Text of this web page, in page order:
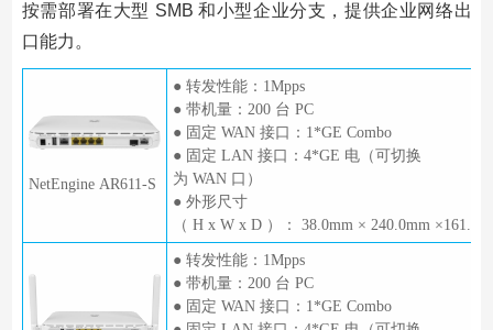
按需部署在大型 SMB 和小型企业分支，提供企业网络出
口能力。
NetEngine AR611-S
● 转发性能：1Mpps
● 带机量：200 台 PC
● 固定 WAN 接口：1*GE Combo
● 固定 LAN 接口：4*GE 电（可切换
为 WAN 口）
● 外形尺寸
（ H x W x D ）： 38.0mm × 240.0mm
● 转发性能：1Mpps
● 带机量：200 台 PC
● 固定 WAN 接口：1*GE Combo